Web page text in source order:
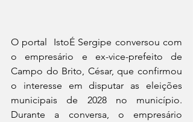
O portal  IstoÉ Sergipe conversou com
o empresário e ex-vice-prefeito de
Campo do Brito, César, que confirmou
o interesse em disputar as eleições
municipais de 2028 no município.
Durante a conversa, o empresário